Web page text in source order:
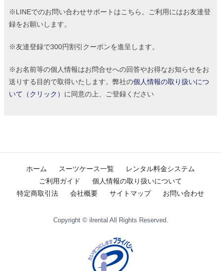
※LINEでのお問い合わせサポートはこちら。ご利用にはお友達登
録をお願いします。
※友達登録で300円割引クーポンを進呈します。
※お名前等の個人情報はお問合せへの回答やお得なお知らせをお
送りする目的で取得いたします。弊社の個人情報の取り扱いにつ
いて（クリック） に同意の上、ご登録ください
ホーム スーツケース一覧
レンタル料金システム
ご利用ガイド
個人情報の取り扱いについて
特定商取引法
会社概要 サイトマップ お問い合わせ
Copyright © ilrental All Rights Reserved.